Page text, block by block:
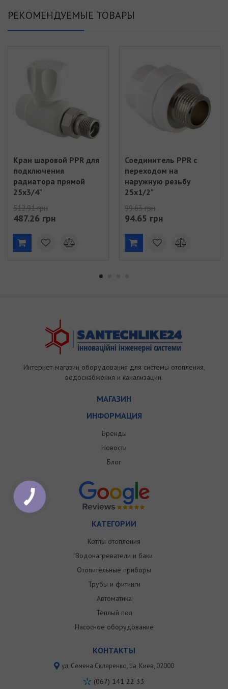
РЕКОМЕНДУЕМЫЕ ТОВАРЫ
Кран шаровой PPR для
подключения
радиатора прямой
25х3/4"
512.91 грн
487.26 грн
Соединитель PPR с
переходом на
наружную резьбу
25х1/2"
99.63 грн
94.65 грн
Интернет-магазин оборудования для системы отопления,
водоснабжения и канализации.
МАГАЗИН
ИНФОРМАЦИЯ
Бренды
Новости
Блог
КАТЕГОРИИ
Котлы отопления
Водонагреватели и баки
Отопительные приборы
Трубы и фитинги
Автоматика
Теплый пол
Насосное оборудование
КОНТАКТЫ
ул. Семена Скляренко, 1a, Киев, 02000
(067) 141 22 33